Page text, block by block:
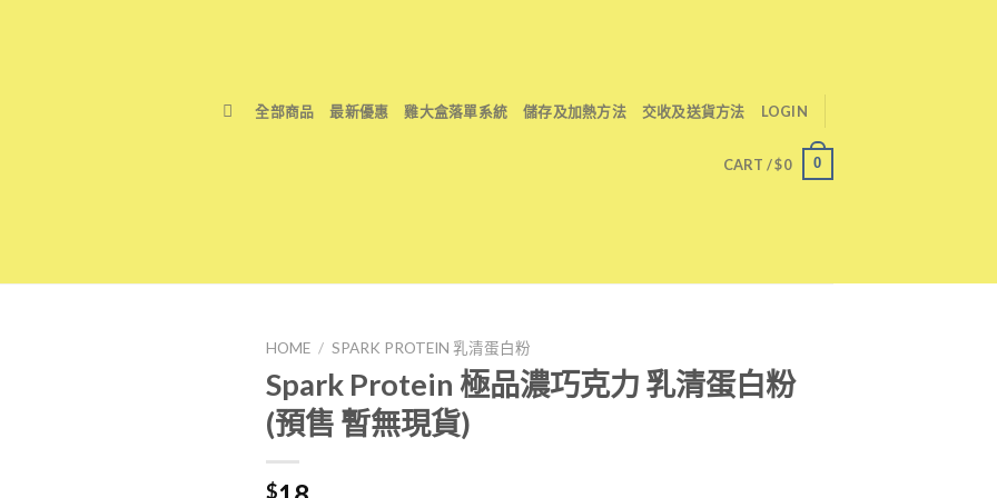
全部商品 最新優惠 雞大盒落單系統 儲存及加熱方法 交收及送貨方法 LOGIN
CART /$0 0
HOME / SPARK PROTEIN 乳清蛋白粉
Spark Protein 極品濃巧克力 乳清蛋白粉
(預售 暫無現貨)
$